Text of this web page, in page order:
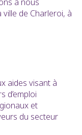
de Charleroi, à
aides visant à
d’emploi
et
du secteur